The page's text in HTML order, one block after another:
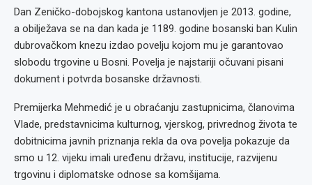
Dan Zeničko-dobojskog kantona ustanovljen je 2013. godine,
a obilježava se na dan kada je 1189. godine bosanski ban Kulin
dubrovačkom knezu izdao povelju kojom mu je garantovao
slobodu trgovine u Bosni. Povelja je najstariji očuvani pisani
dokument i potvrda bosanske državnosti.
Premijerka Mehmedić je u obraćanju zastupnicima, članovima
Vlade, predstavnicima kulturnog, vjerskog, privrednog života te
dobitnicima javnih priznanja rekla da ova povelja pokazuje da
smo u 12. vijeku imali uređenu državu, institucije, razvijenu
trgovinu i diplomatske odnose sa komšijama.